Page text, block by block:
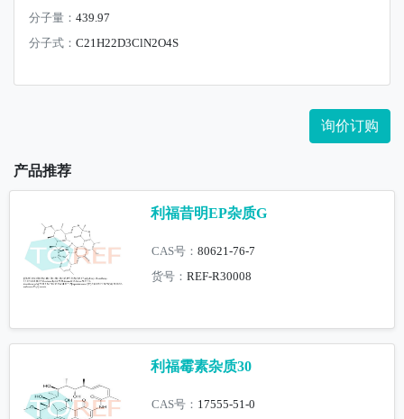
分子量： 439.97
分子式： C21H22D3ClN2O4S
询价订购
产品推荐
利福昔明EP杂质G
CAS号：80621-76-7
货号：REF-R30008
利福霉素杂质30
CAS号： 17555-51-0